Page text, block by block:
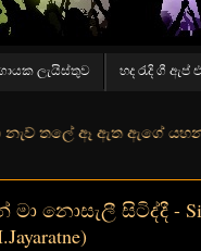
ලැයිස්තුව හද රැදි ගී
ඇත ඇගේ යහනතේ... මා
නොසැලී සිටිද්දී -